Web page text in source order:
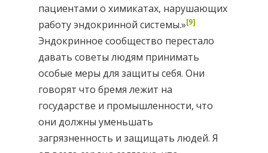
пациентами о химикатах, нарушающих
работу эндокринной системы.»[9]
Эндокринное сообщество перестало
давать советы людям принимать
особые меры для защиты себя. Они
говорят что бремя лежит на
государстве и промышленности, что
они должны уменьшать
загрязненность и защищать людей. Я